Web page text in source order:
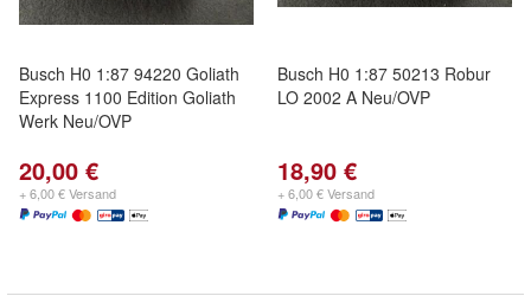
Busch H0 1:87 94220 Goliath
Express 1100 Edition Goliath
Werk Neu/OVP
20,00 €
+ 6,00 € Versand
Busch H0 1:87 50213 Robur
LO 2002 A Neu/OVP
18,90 €
+ 6,00 € Versand